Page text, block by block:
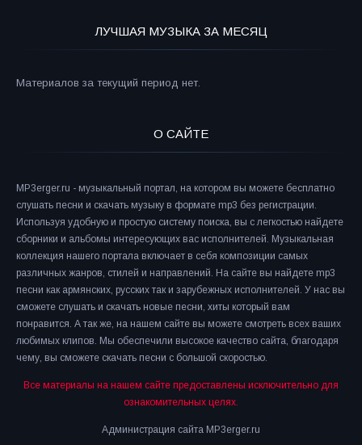
ЛУЧШАЯ МУЗЫКА ЗА МЕСЯЦ
Материалов за текущий период нет.
О САЙТЕ
MP3erger.ru - музыкальный портал, на котором вы можете бесплатно
слушать песни и скачать музыку в формате mp3 без регистрации.
Используя удобную и простую систему поиска, вы с легкостью найдете
сборники и альбомы интересующих вас исполнителей. Музыкальная
коллекция нашего портала включает в себя композиции самых
различных жанров, стилей и направлений. На сайте вы найдете mp3
песни как армянских, русских так и зарубежных исполнителей. У нас вы
сможете слушать и скачать новые песни, хиты который вам
понравится. А так же, на нашем сайте вы можете смотреть всех ваших
любимых клипов. Мы обеспечили высокое качество сайта, благодаря
чему, вы сможете скачать песни с большой скоростью.
Все материалы на нашем сайте предоставлены исключительно для
ознакомительных целях.
Администрация сайта MP3erger.ru